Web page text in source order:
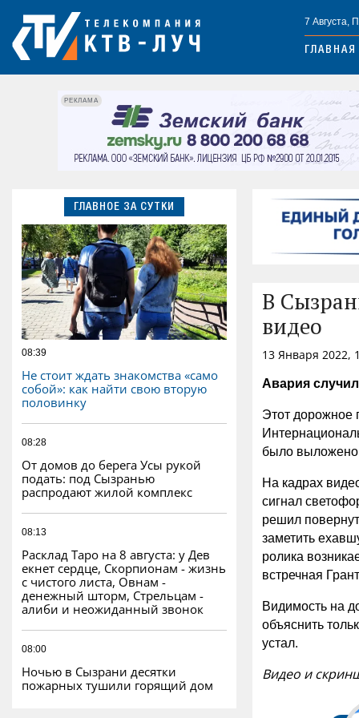
7 Августа,
ГЛАВНАЯ
РЕКЛАМА
ГЛАВНОЕ ЗА СУТКИ
08:39
Не стоит ждать знакомства «само
собой»: как найти свою вторую
половинку
08:28
От домов до берега Усы рукой
подать: под Сызранью
распродают жилой комплекс
08:13
Расклад Таро на 8 августа: у Дев
екнет сердце, Скорпионам - жизнь
с чистого листа, Овнам -
денежный шторм, Стрельцам -
алиби и неожиданный звонок
08:00
Ночью в Сызрани десятки
пожарных тушили горящий дом
В
видео
13 Января 2022,
Авария
Этот дорожное
было выложено
На кадрах
сигнал
решил
заметить
ролика
встречная
Видимость на
объяснить
устал.
Видео и